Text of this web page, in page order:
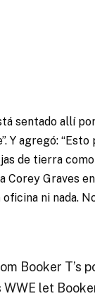
sentado allí
Y agregó:
de tierra
Corey Graves
ni nada.
Booker T’s
let